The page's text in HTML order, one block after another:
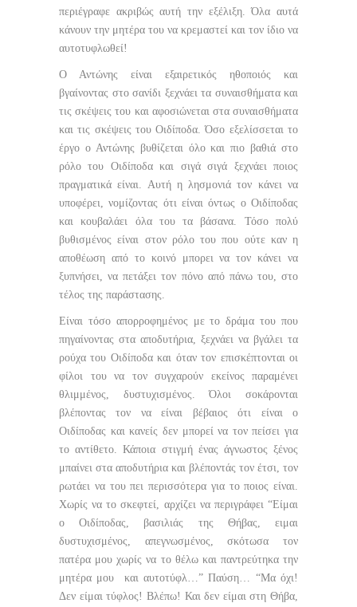
περιέγραφε ακριβώς αυτή την εξέλιξη. Όλα αυτά
κάνουν την μητέρα του να κρεμαστεί και τον ίδιο να
αυτοτυφλωθεί!
Ο Αντώνης είναι εξαιρετικός ηθοποιός και
βγαίνοντας στο σανίδι ξεχνάει τα συναισθήματα και
τις σκέψεις του και αφοσιώνεται στα συναισθήματα
και τις σκέψεις του Οιδίποδα. Όσο εξελίσσεται το
έργο ο Αντώνης βυθίζεται όλο και πιο βαθιά στο
ρόλο του Οιδίποδα και σιγά σιγά ξεχνάει ποιος
πραγματικά είναι. Αυτή η λησμονιά τον κάνει να
υποφέρει, νομίζοντας ότι είναι όντως ο Οιδίποδας
και κουβαλάει όλα του τα βάσανα. Τόσο πολύ
βυθισμένος είναι στον ρόλο του που ούτε καν η
αποθέωση από το κοινό μπορει να τον κάνει να
ξυπνήσει, να πετάξει τον πόνο από πάνω του, στο
τέλος της παράστασης.
Είναι τόσο απορροφημένος με το δράμα του που
πηγαίνοντας στα αποδυτήρια, ξεχνάει να βγάλει τα
ρούχα του Οιδίποδα και όταν τον επισκέπτονται οι
φίλοι του να τον συγχαρούν εκείνος παραμένει
θλιμμένος, δυστυχισμένος. Όλοι σοκάρονται
βλέποντας τον να είναι βέβαιος ότι είναι ο
Οιδίποδας και κανείς δεν μπορεί να τον πείσει για
το αντίθετο. Κάποια στιγμή ένας άγνωστος ξένος
μπαίνει στα αποδυτήρια και βλέποντάς τον έτσι, τον
ρωτάει να του πει περισσότερα για το ποιος είναι.
Χωρίς να το σκεφτεί, αρχίζει να περιγράφει “Είμαι
ο Οιδίποδας, βασιλιάς της Θήβας, ειμαι
δυστυχισμένος, απεγνωσμένος, σκότωσα τον
πατέρα μου χωρίς να το θέλω και παντρεύτηκα την
μητέρα μου και αυτοτύφλ…” Παύση… “Μα όχι!
Δεν είμαι τύφλος! Βλέπω! Και δεν είμαι στη Θήβα,